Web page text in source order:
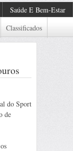
Saúde E Bem-Estar
Classificados
do Sport
de